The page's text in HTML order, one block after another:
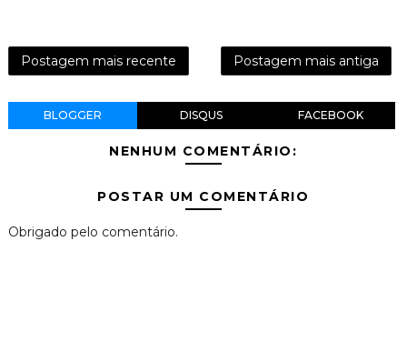
Postagem mais recente Postagem mais antiga
BLOGGER DISQUS FACEBOOK
NENHUM COMENTÁRIO:
POSTAR UM COMENTÁRIO
Obrigado pelo comentário.